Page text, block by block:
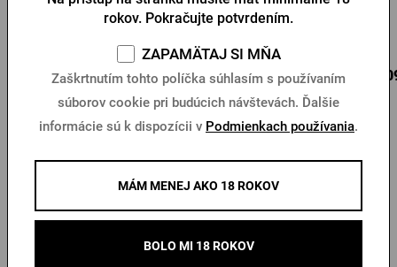
12,56 € Kúpiť 10,46 € Kúpiť
Ďalšie produkty od Pilsner Urquell
rokov. Pokračujte potvrdením.
ZAPAMÄTAJ SI MŇA
Zaškrtnutím tohto políčka súhlasím s používaním
súborov cookie pri budúcich návštevách. Ďalšie
informácie sú k dispozícii v Podmienkach používania.
MÁM MENEJ AKO 18 ROKOV
BOLO MI 18 ROKOV